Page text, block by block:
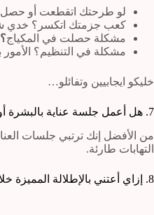
لو طرحتك اتقطعت أو حصل
كعب جزمتك اتكسر؟ خدي
مشكلة حصلت في المكياج؟
مشكلة في التنظيم؟ الأمور
خليكو ايجابيين وتفائلو…
7. هل أعمل جلسة عناية بالبشرة أو سكراب يوم الفرح؟
من الأفضل إنك ترتبي جلسات
التهابات طارئة.
8. إزاي أعتني بالإطلالة المميزة خلال اليوم؟